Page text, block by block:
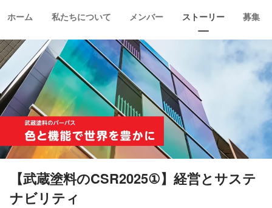
ホーム 私たちについて メンバー ストーリー 募集
【武蔵塗料のCSR2025①】経営とサステ
ナビリティ